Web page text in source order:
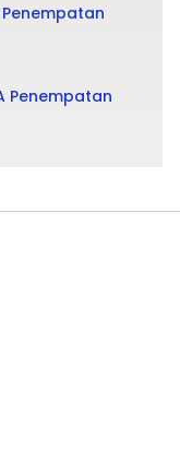
Penempatan